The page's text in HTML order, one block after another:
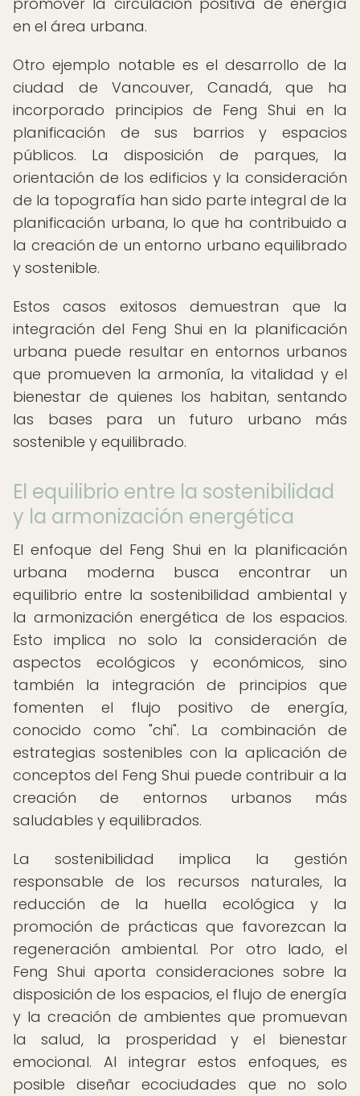
en el área urbana.
Otro ejemplo notable es el desarrollo de la
ciudad de Vancouver, Canadá, que ha
incorporado principios de Feng Shui en la
planificación de sus barrios y espacios
públicos. La disposición de parques, la
orientación de los edificios y la consideración
de la topografía han sido parte integral de la
planificación urbana, lo que ha contribuido a
la creación de un entorno urbano equilibrado
y sostenible.
Estos casos exitosos demuestran que la
integración del Feng Shui en la planificación
urbana puede resultar en entornos urbanos
que promueven la armonía, la vitalidad y el
bienestar de quienes los habitan, sentando
las bases para un futuro urbano más
sostenible y equilibrado.
El equilibrio entre la sostenibilidad
y la armonización energética
El enfoque del Feng Shui en la planificación
urbana moderna busca encontrar un
equilibrio entre la sostenibilidad ambiental y
la armonización energética de los espacios.
Esto implica no solo la consideración de
aspectos ecológicos y económicos, sino
también la integración de principios que
fomenten el flujo positivo de energía,
conocido como "chi". La combinación de
estrategias sostenibles con la aplicación de
conceptos del Feng Shui puede contribuir a la
creación de entornos urbanos más
saludables y equilibrados.
La sostenibilidad implica la gestión
responsable de los recursos naturales, la
reducción de la huella ecológica y la
promoción de prácticas que favorezcan la
regeneración ambiental. Por otro lado, el
Feng Shui aporta consideraciones sobre la
disposición de los espacios, el flujo de energía
y la creación de ambientes que promuevan
la salud, la prosperidad y el bienestar
emocional. Al integrar estos enfoques, es
posible diseñar ecociudades que no solo